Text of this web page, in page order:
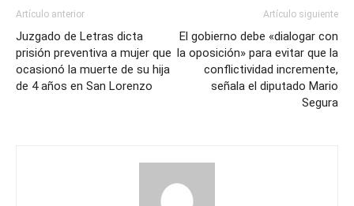
Artículo anterior
Juzgado de Letras dicta
prisión preventiva a mujer que
ocasionó la muerte de su hija
de 4 años en San Lorenzo
Artículo siguiente
El gobierno debe «dialogar con
la oposición» para evitar que la
conflictividad incremente,
señala el diputado Mario
Segura